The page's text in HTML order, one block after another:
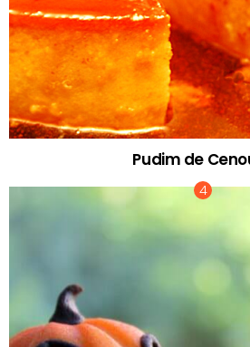
Pudim de